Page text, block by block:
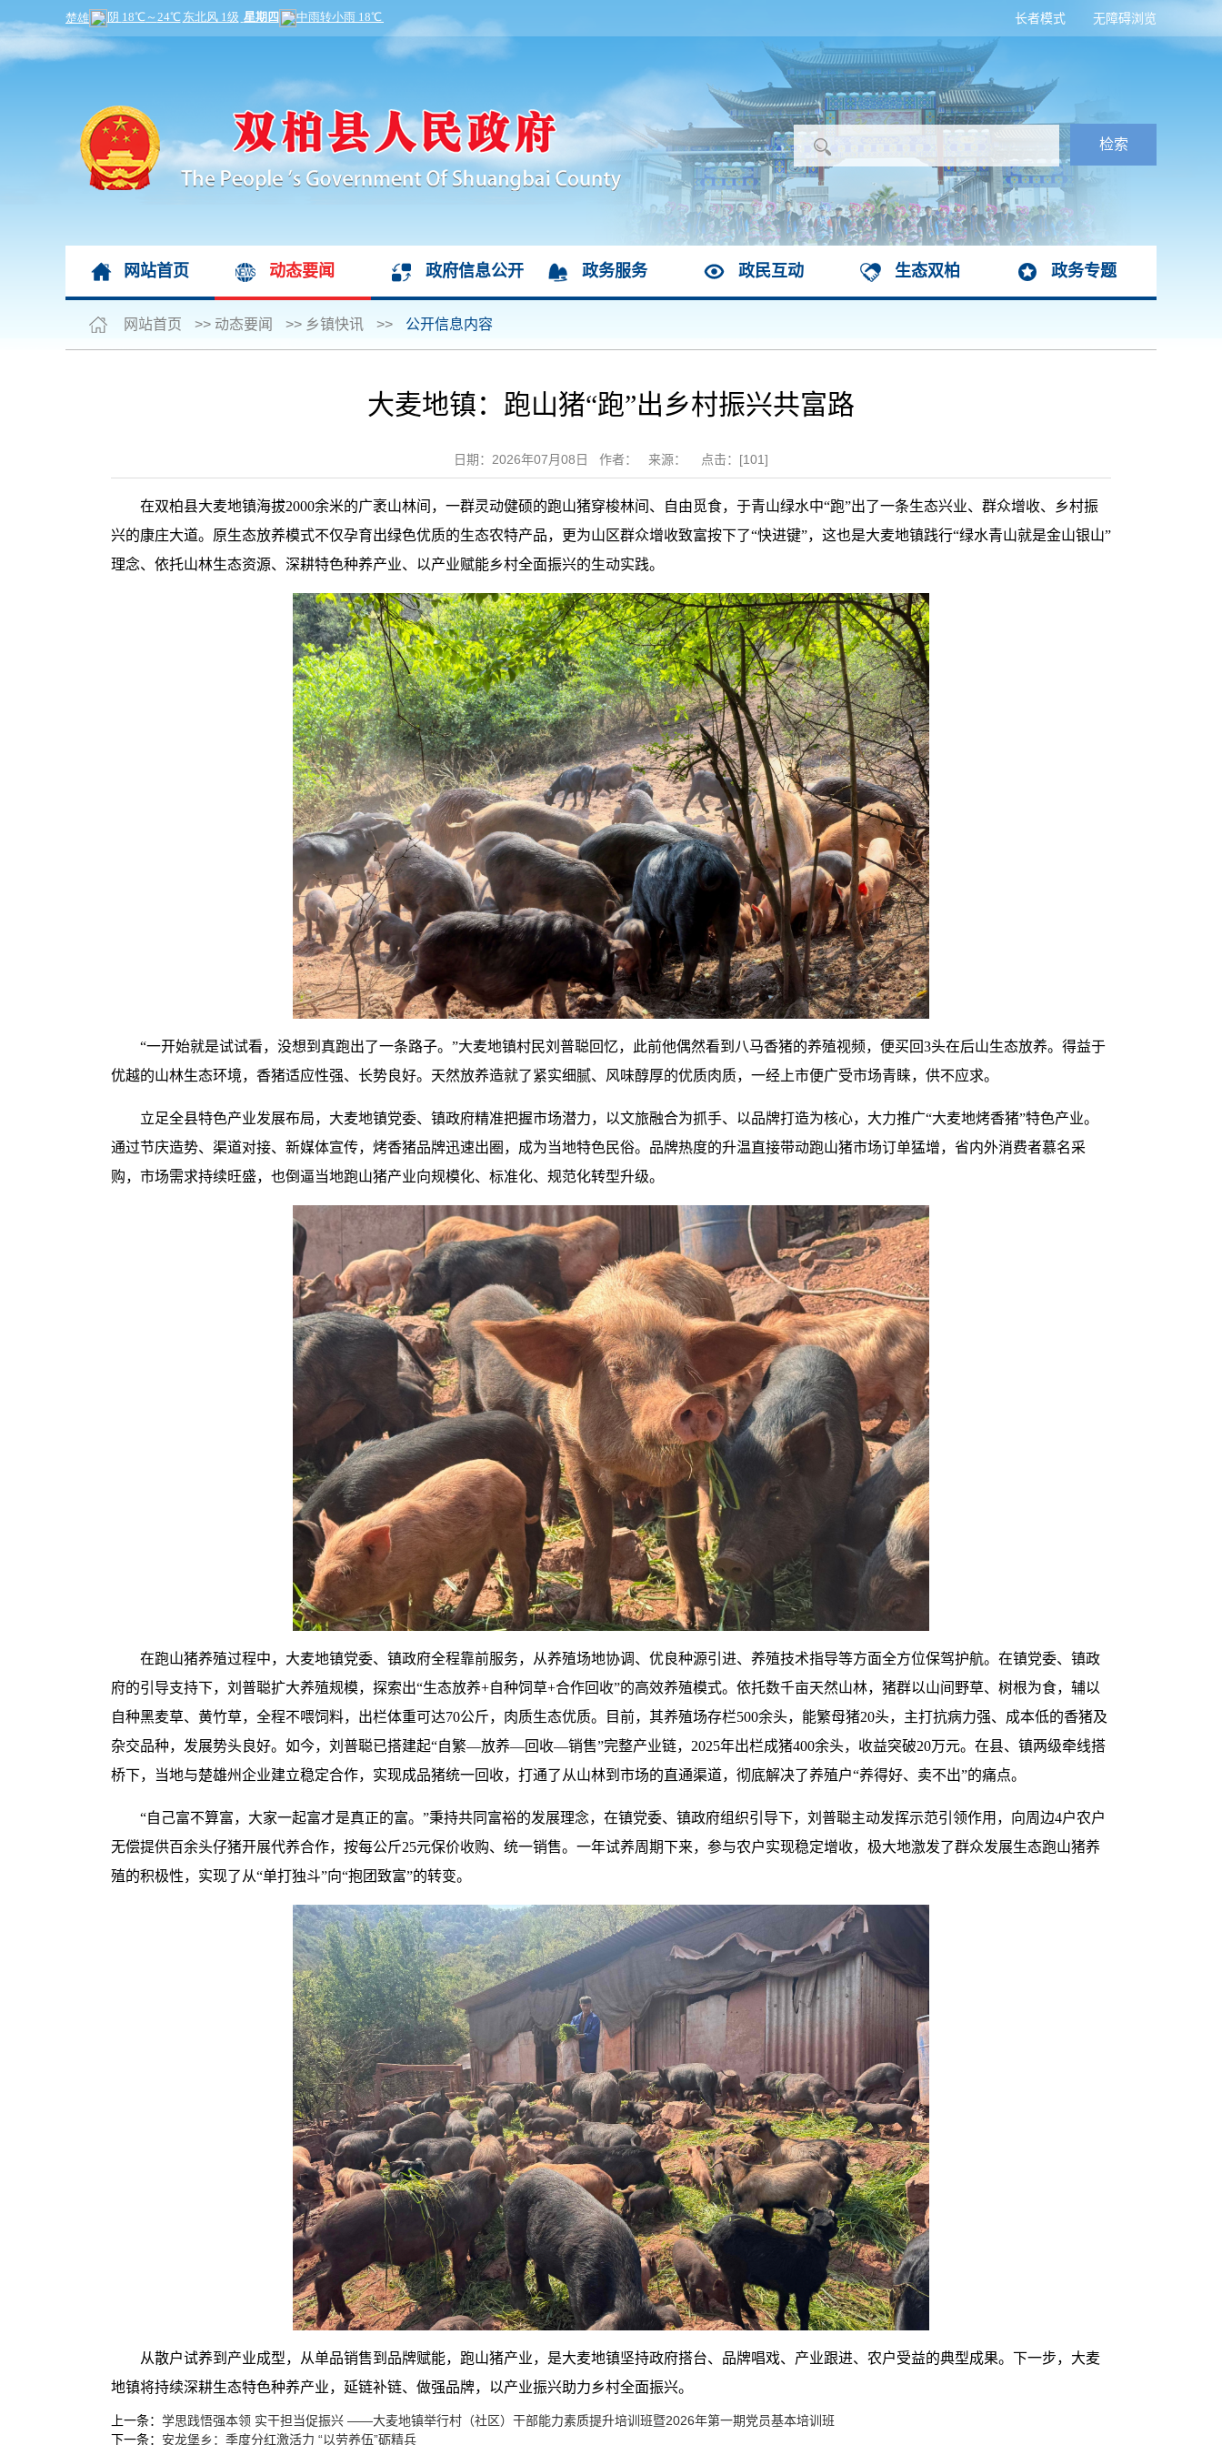
无障碍浏览
长者模式
网站首页 动态要闻 政府信息公开 政务服务 政民互动 生态双柏 政务专题
网站首页 >> 动态要闻 >> 乡镇快讯 >> 公开信息内容
大麦地镇：跑山猪“跑”出乡村振兴共富路
日期：2026年07月08日 作者： 来源： 点击：[101]
在双柏县大麦地镇海拔2000余米的广袤山林间，一群灵动健硕的跑山猪穿梭林间、自由觅食，于青山绿水中“跑”出了一条生态兴业、群众增收、乡村振
兴的康庄大道。原生态放养模式不仅孕育出绿色优质的生态农特产品，更为山区群众增收致富按下了“快进键”，这也是大麦地镇践行“绿水青山就是金山银山”
理念、依托山林生态资源、深耕特色种养产业、以产业赋能乡村全面振兴的生动实践。
“一开始就是试试看，没想到真跑出了一条路子。”大麦地镇村民刘普聪回忆，此前他偶然看到八马香猪的养殖视频，便买回3头在后山生态放养。得益于
优越的山林生态环境，香猪适应性强、长势良好。天然放养造就了紧实细腻、风味醇厚的优质肉质，一经上市便广受市场青睐，供不应求。
立足全县特色产业发展布局，大麦地镇党委、镇政府精准把握市场潜力，以文旅融合为抓手、以品牌打造为核心，大力推广“大麦地烤香猪”特色产业。
通过节庆造势、渠道对接、新媒体宣传，烤香猪品牌迅速出圈，成为当地特色民俗。品牌热度的升温直接带动跑山猪市场订单猛增，省内外消费者慕名采
购，市场需求持续旺盛，也倒逼当地跑山猪产业向规模化、标准化、规范化转型升级。
在跑山猪养殖过程中，大麦地镇党委、镇政府全程靠前服务，从养殖场地协调、优良种源引进、养殖技术指导等方面全方位保驾护航。在镇党委、镇政
府的引导支持下，刘普聪扩大养殖规模，探索出“生态放养+自种饲草+合作回收”的高效养殖模式。依托数千亩天然山林，猪群以山间野草、树根为食，辅以
自种黑麦草、黄竹草，全程不喂饲料，出栏体重可达70公斤，肉质生态优质。目前，其养殖场存栏500余头，能繁母猪20头，主打抗病力强、成本低的香猪及
杂交品种，发展势头良好。如今，刘普聪已搭建起“自繁—放养—回收—销售”完整产业链，2025年出栏成猪400余头，收益突破20万元。在县、镇两级牵线搭
桥下，当地与楚雄州企业建立稳定合作，实现成品猪统一回收，打通了从山林到市场的直通渠道，彻底解决了养殖户“养得好、卖不出”的痛点。
“自己富不算富，大家一起富才是真正的富。”秉持共同富裕的发展理念，在镇党委、镇政府组织引导下，刘普聪主动发挥示范引领作用，向周边4户农户
无偿提供百余头仔猪开展代养合作，按每公斤25元保价收购、统一销售。一年试养周期下来，参与农户实现稳定增收，极大地激发了群众发展生态跑山猪养
殖的积极性，实现了从“单打独斗”向“抱团致富”的转变。
从散户试养到产业成型，从单品销售到品牌赋能，跑山猪产业，是大麦地镇坚持政府搭台、品牌唱戏、产业跟进、农户受益的典型成果。下一步，大麦
地镇将持续深耕生态特色种养产业，延链补链、做强品牌，以产业振兴助力乡村全面振兴。
上一条： 学思践悟强本领 实干担当促振兴 ——大麦地镇举行村（社区）干部能力素质提升培训班暨2026年第一期党员基本培训班
下一条： 安龙堡乡：季度分红激活力 “以劳养伍”砺精兵